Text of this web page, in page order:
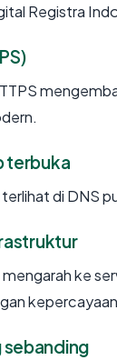
Registra
terbuka
di DNS
ke
sebanding